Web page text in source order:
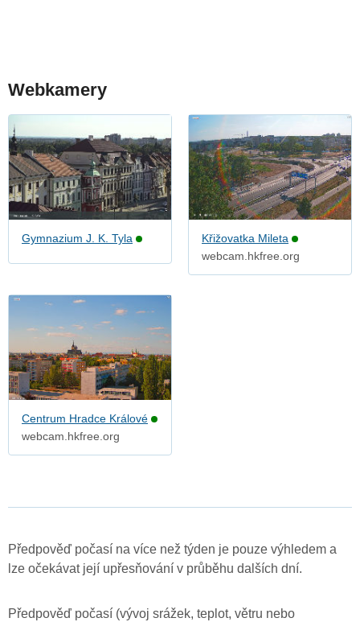
Webkamery
Gymnazium J. K. Tyla
Křižovatka Mileta
webcam.hkfree.org
Centrum Hradce Králové
webcam.hkfree.org
Předpověď počasí na více než týden je pouze výhledem a
lze očekávat její upřesňování v průběhu dalších dní.
Předpověď počasí (vývoj srážek, teplot, větru nebo